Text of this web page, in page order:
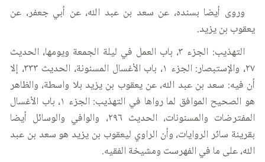
وروى أيضا بسنده، عن سعد بن عبد الله، عن أبي جعفر، عن
يعقوب بن يزيد.
التهذيب: الجزء ٣، باب العمل في ليلة الجمعة ويومها، الحديث
٢٧، والإستبصار: الجزء ١، باب الأغسال المسنونة، الحديث ٣٣٣، إلا
أن فيه: سعد بن عبد الله، عن يعقوب بن يزيد بلا واسطة، والظاهر
هو الصحيح الموافق لما رواها في التهذيب: الجزء ١، باب الأغسال
المفترضات والمسنونات، الحديث ٢٩٦، والوافي والوسائل أيضا
بقرينة سائر الروايات، وأن الراوي ليعقوب بن يزيد هو سعد بن عبد
الله، على ما في الفهرست ومشيخة الفقيه.